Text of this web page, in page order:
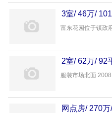
3室/ 46万/
富东花园位于镇政
2室/ 62万/ 92
服装市场北面
网点房/ 270